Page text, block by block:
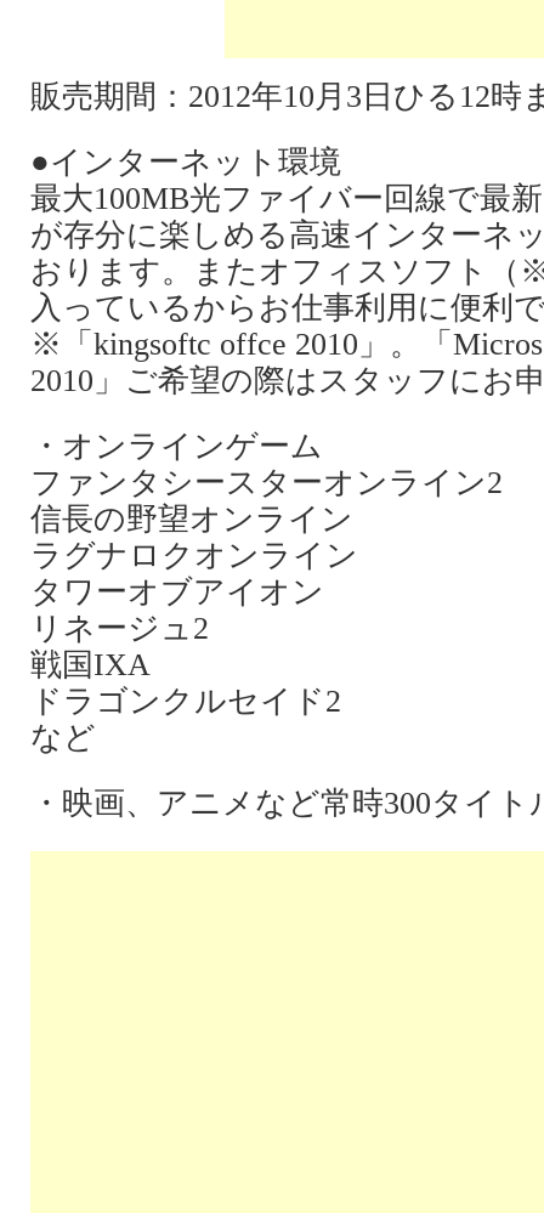
販売期間：2012年10月3日ひる12時
●インターネット環境
最大100MB光ファイバー回線で最
が存分に楽しめる高速インターネ
おります。またオフィスソフト（
入っているからお仕事利用に便利
※「kingsoftc offce 2010」。「
2010」ご希望の際はスタッフにお
・オンラインゲーム
ファンタシースターオンライン2
信長の野望オンライン
ラグナロクオンライン
タワーオブアイオン
リネージュ2
戦国IXA
ドラゴンクルセイド2
など
・映画、アニメなど常時300タイ